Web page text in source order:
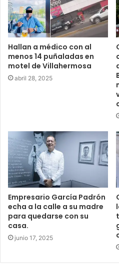
Hallan a médico con al
menos 14 puñaladas en
motel de Villahermosa
abril 28, 2025
Empresario García Padrón
echa a la calle a su madre
para quedarse con su
casa.
junio 17, 2025